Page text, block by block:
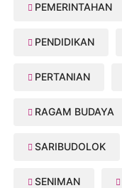
PEMERINTAHAN
PENDIDIKAN
PERTANIAN
RAGAM BUDAYA
SARIBUDOLOK
SENIMAN